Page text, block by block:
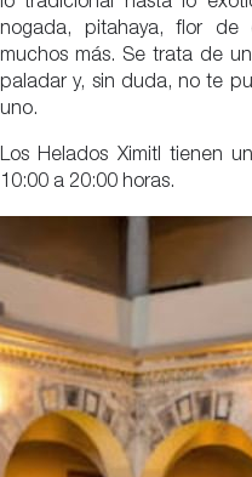
lo tradicional hasta lo
nogada, pitahaya, flor de
muchos más. Se trata de
paladar y, sin duda, no te
uno.
Los Helados Ximitl tienen
10:00 a 20:00 horas.